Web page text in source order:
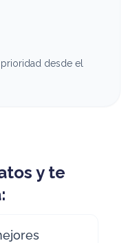
desde el
y te